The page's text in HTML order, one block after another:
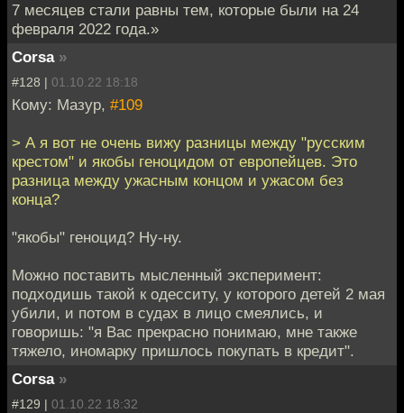
7 месяцев стали равны тем, которые были на 24
февраля 2022 года.»
Corsa »
#128 | 01.10.22 18:18
Кому: Мазур, #109
> А я вот не очень вижу разницы между "русским
крестом" и якобы геноцидом от европейцев. Это
разница между ужасным концом и ужасом без
конца?
"якобы" геноцид? Ну-ну.
Можно поставить мысленный эксперимент:
подходишь такой к одесситу, у которого детей 2 мая
убили, и потом в судах в лицо смеялись, и
говоришь: "я Вас прекрасно понимаю, мне также
тяжело, иномарку пришлось покупать в кредит".
Corsa »
#129 | 01.10.22 18:32